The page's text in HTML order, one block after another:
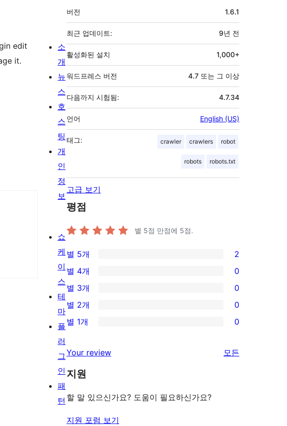
edit
it.
기
초
버전 1.6.1
최근 업데이트: 9년 전
활성화된 설치 1,000+
워드프레스 버전 4.7 또는 그 이상
다음까지 시험됨: 4.7.34
언어 English (US)
태그: crawler crawlers robot
robots robots.txt
고급 보기
평점
별 5점 만점에 5점.
2/5-
별
점
후
기
별 5개 2
0/4-
별
점
후
별 4개 0
0/3-
별
점
기
별 3개 0
0/2-
별
후
기
별 2개 0
0/1-
점
후
별 1개 0
Your review 모든
지원
할 말 있으신가요? 도움이 필요하신가요?
지원 포럼 보기
소
개
뉴
스
호
스
팅
개
인
정
보
쇼
케
이
스
테
마
플
러
그
인
패
턴